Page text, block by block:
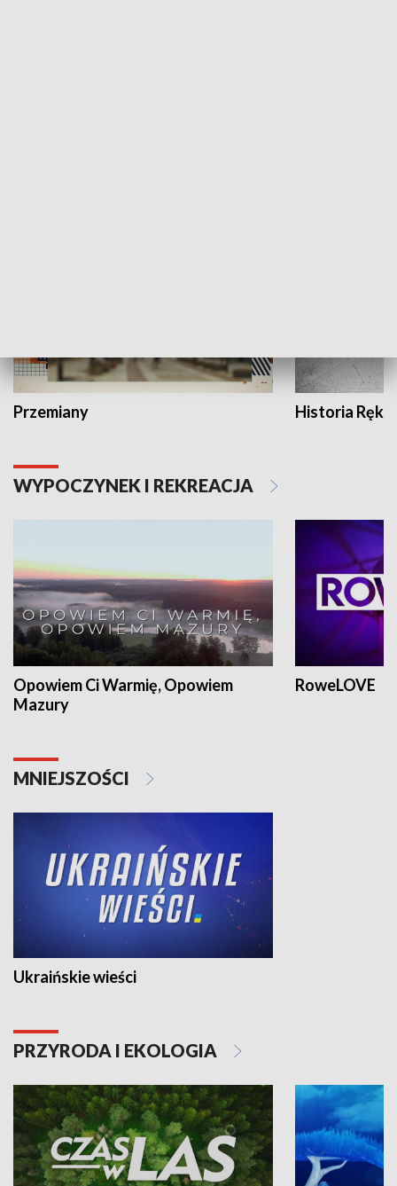
Przemiany Historia Ręką
WYPOCZYNEK I REKREACJA
Opowiem Ci Warmię, Opowiem
Mazury
RoweLOVE
MNIEJSZOŚCI
Ukraińskie wieści
PRZYRODA I EKOLOGIA